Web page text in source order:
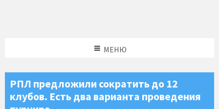
МЕНЮ
РПЛ предложили сократить до 12
клубов. Есть два варианта проведения